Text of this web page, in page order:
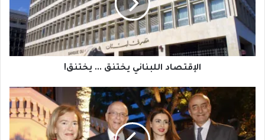
يختنق!
الإقتصاد اللبناني يختنق ... يختنق!
ريمون
عوده
يكرّم
المشاركين